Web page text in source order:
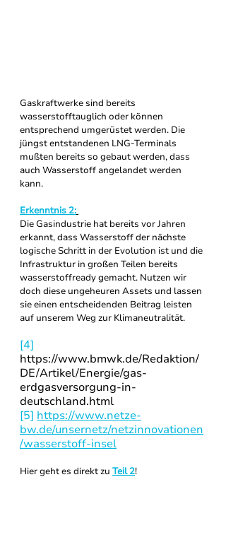
Gaskraftwerke sind bereits
wasserstofftauglich oder können
entsprechend umgerüstet werden. Die
jüngst entstandenen LNG-Terminals
mußten bereits so gebaut werden, dass
auch Wasserstoff angelandet werden
kann.
Erkenntnis 2:
Die Gasindustrie hat bereits vor Jahren
erkannt, dass Wasserstoff der nächste
logische Schritt in der Evolution ist und die
Infrastruktur in großen Teilen bereits
wasserstoffready gemacht. Nutzen wir
doch diese ungeheuren Assets und lassen
sie einen entscheidenden Beitrag leisten
auf unserem Weg zur Klimaneutralität.
[4]
https://www.bmwk.de/Redaktion/
DE/Artikel/Energie/gas-
erdgasversorgung-in-
deutschland.html
[5] https://www.netze-
bw.de/unsernetz/netzinnovationen
/wasserstoff-insel
Hier geht es direkt zu Teil 2!